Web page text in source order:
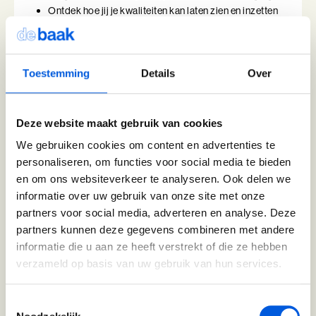
Toestemming Details Over
Deze website maakt gebruik van cookies
We gebruiken cookies om content en advertenties te
personaliseren, om functies voor social media te bieden
en om ons websiteverkeer te analyseren. Ook delen we
informatie over uw gebruik van onze site met onze
partners voor social media, adverteren en analyse. Deze
partners kunnen deze gegevens combineren met andere
informatie die u aan ze heeft verstrekt of die ze hebben
verzameld op basis van uw gebruik van hun services.
Coachend Leiderschap (BaakBoost)
De Informele Leider
De Informele Leider (BaakBoost)
De Zelfbewuste Leider
Effectieve Persoonlijke Communicatie
Effectieve Persoonlijke Communicatie (BaakBoost)
2 modules in 4 dagen
2+ jaar werkervaring
Ontdek hoe jij je kwaliteiten kan laten zien en inzetten
Vergroot je zichtbaarheid op een manier die bij jou
past
Perfectionisme in Balans
Blijf ambitieus zonder jezelf voorbij te lopen
(241)
Leer anders kijken naar je overtuigingen
Ervaar hoe je verantwoordelijkheid delegeert en
loslaat
Leer hoe je je tijd en kwaliteiten effectiever kan
inzetten